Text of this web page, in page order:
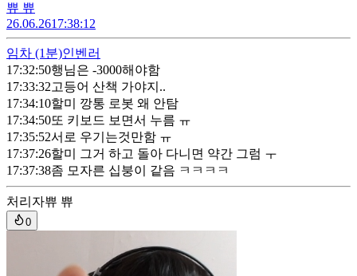
쀼 쀼
26.06.2617:38:12
임차 (1분)인벤러
17:32:50행님은 -3000해야함
17:33:32고등어 산책 가야지..
17:34:10할미 깡통 로봇 왜 안탐
17:34:50또 키보드 보면서 누름 ㅠ
17:35:52서로 우기는것만함 ㅠ
17:37:26할미 그거 하고 돌아 다니면 약간 그럼 ㅜ
17:37:38좀 모자른 십붕이 같음 ㅋㅋㅋㅋ
처리자쀼 쀼
0